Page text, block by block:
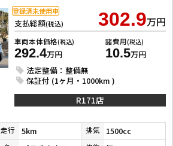
支払総額(税込) 302.9万円
車両本体価格(税込)
292.4万円
諸費用(税込)
10.5万円
法定整備：整備無
保証付 (1ヶ月・1000km )
登録済未使用車
R171店
走行 5km 排気 1500cc